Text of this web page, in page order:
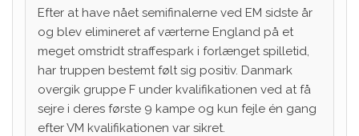
Efter at have nået semifinalerne ved EM sidste år
og blev elimineret af værterne England på et
meget omstridt straffespark i forlænget spilletid,
har truppen bestemt følt sig positiv. Danmark
overgik gruppe F under kvalifikationen ved at få
sejre i deres første 9 kampe og kun fejle én gang
efter VM kvalifikationen var sikret.